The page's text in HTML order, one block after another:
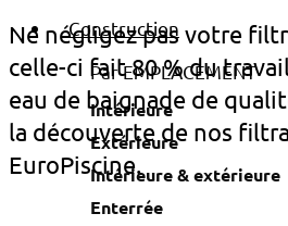
Construction
Par EMPLACEMENT
Intérieure
Extérieure
Intérieure & extérieure
Enterrée
Ne négligez pas votre
celle-ci fait 80 % du
eau de baignade de
la découverte de nos
EuroPiscine.